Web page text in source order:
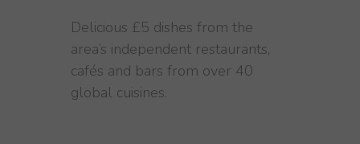
Delicious £5 dishes from the
area’s independent restaurants,
cafés and bars from over 40
global cuisines.